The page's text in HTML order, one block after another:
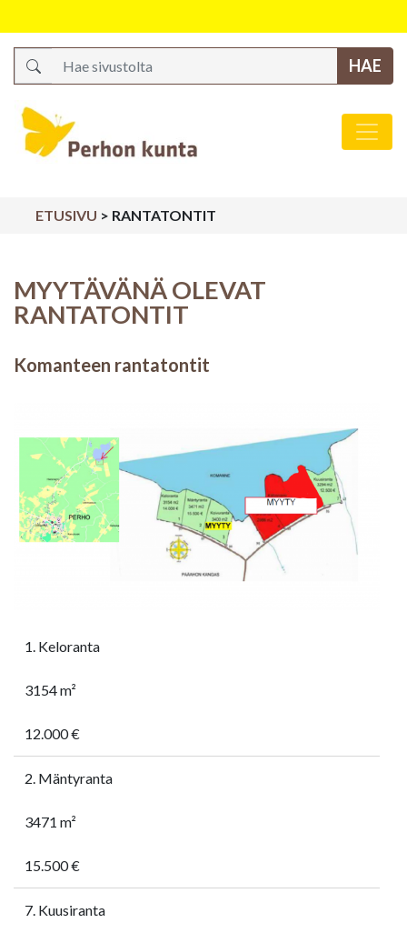
Päävalikko
ETUSIVU > RANTATONTIT
MYYTÄVÄNÄ OLEVAT
RANTATONTIT
Komanteen rantatontit
1. Keloranta
3154 m²
12.000 €
2. Mäntyranta
3471 m²
15.500 €
7. Kuusiranta